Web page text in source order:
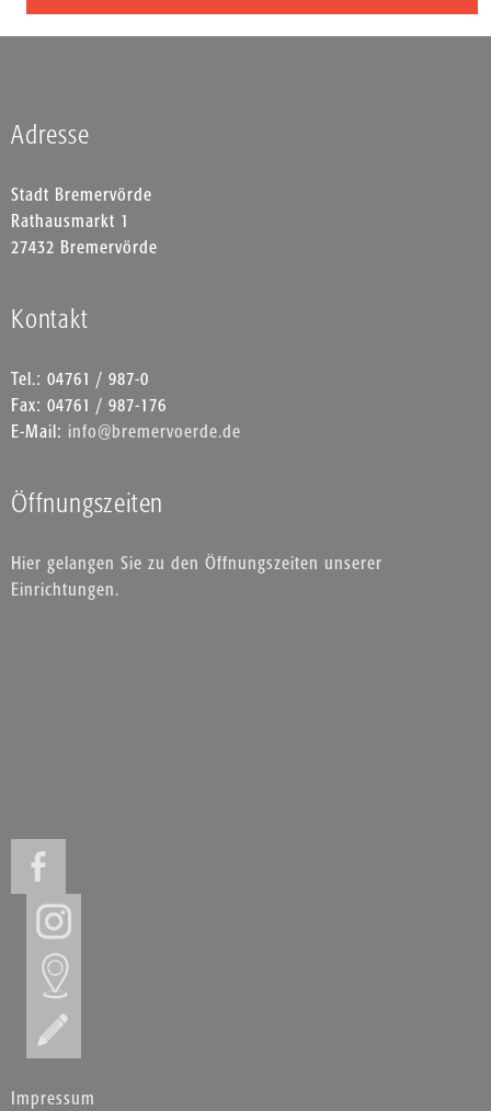
Adresse
Stadt Bremervörde
Rathausmarkt 1
27432 Bremervörde
Kontakt
Tel.: 04761 / 987-0
Fax: 04761 / 987-176
E-Mail: info@bremervoerde.de
Öffnungszeiten
Hier gelangen Sie zu den Öffnungszeiten unserer
Einrichtungen.
Impressum